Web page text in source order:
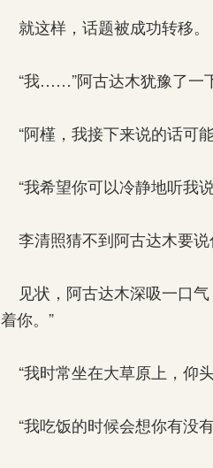
就这样，话题被成功转移。
“我……”阿古达木犹豫了一
“阿槿，我接下来说的话可
“我希望你可以冷静地听我
李清照猜不到阿古达木要说
见状，阿古达木深吸一口气
着你。”
“我时常坐在大草原上，仰
“我吃饭的时候会想你有没